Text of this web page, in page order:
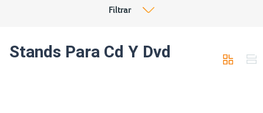
Stands Para Cd Y Dvd
Filtrar